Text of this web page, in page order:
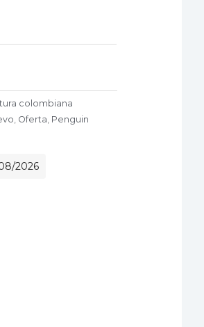
colombiana
, Oferta, Penguin
2026